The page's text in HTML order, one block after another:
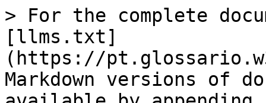
> For the complete
[llms.txt]
(https://
Markdown versions of